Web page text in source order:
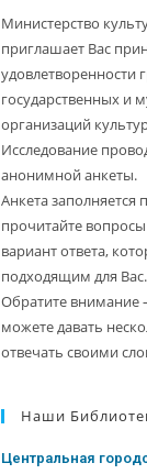
Министерство
приглашает Вас
удовлетворенности
государственных и
организаций
Исследование
анонимной анкеты.
Анкета заполняется
прочитайте
вариант ответа,
подходящим для Вас.
Обратите внимание
можете давать
отвечать своими
Наши
Центральная